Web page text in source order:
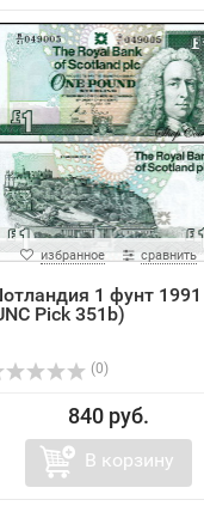
избранное сравнить
1 фунт 1991
Pick 351b)
(0)
840 руб.
В корзину